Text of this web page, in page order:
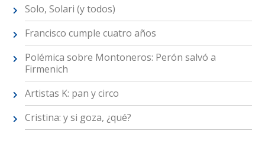
Solo, Solari (y todos)
Francisco cumple cuatro años
Polémica sobre Montoneros: Perón salvó a
Firmenich
Artistas K: pan y circo
Cristina: y si goza, ¿qué?